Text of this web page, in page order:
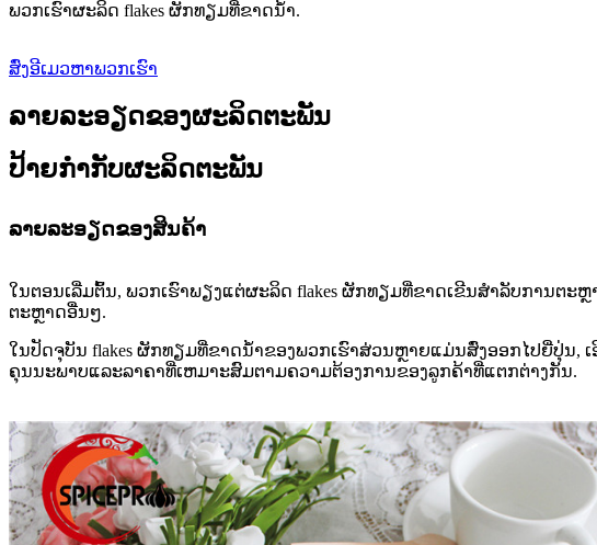
ພວກເຮົາຜະລິດ flakes ຜັກທຽມທີ່ຂາດນໍ້າ.
ສົ່ງອີເມວຫາພວກເຮົາ
ລາຍລະອຽດຂອງຜະລິດຕະພັນ
ປ້າຍກໍາກັບຜະລິດຕະພັນ
ລາຍລະອຽດຂອງສິນຄ້າ
ໃນຕອນເລີ່ມຕົ້ນ, ພວກເຮົາພຽງແຕ່ຜະລິດ flakes ຜັກທຽມທີ່ຂາດເຂີນສໍາລັບການຕ
ຕະຫຼາດອື່ນໆ.
ໃນປັດຈຸບັນ flakes ຜັກທຽມທີ່ຂາດນ້ໍາຂອງພວກເຮົາສ່ວນຫຼາຍແມ່ນສົ່ງອອກໄປຍີ່ປຸ່ນ,
ຄຸນນະພາບແລະລາຄາທີ່ເຫມາະສົມຕາມຄວາມຕ້ອງການຂອງລູກຄ້າທີ່ແຕກຕ່າງກັນ.